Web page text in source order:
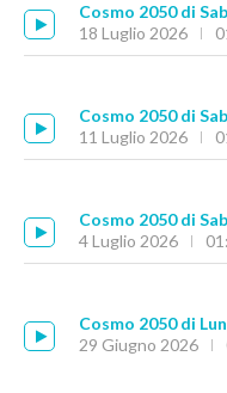
Cosmo 2050 di
18 Luglio 2026
Cosmo 2050 di
11 Luglio 2026
Cosmo 2050 di
4 Luglio 2026
Cosmo 2050 di
29 Giugno 2026